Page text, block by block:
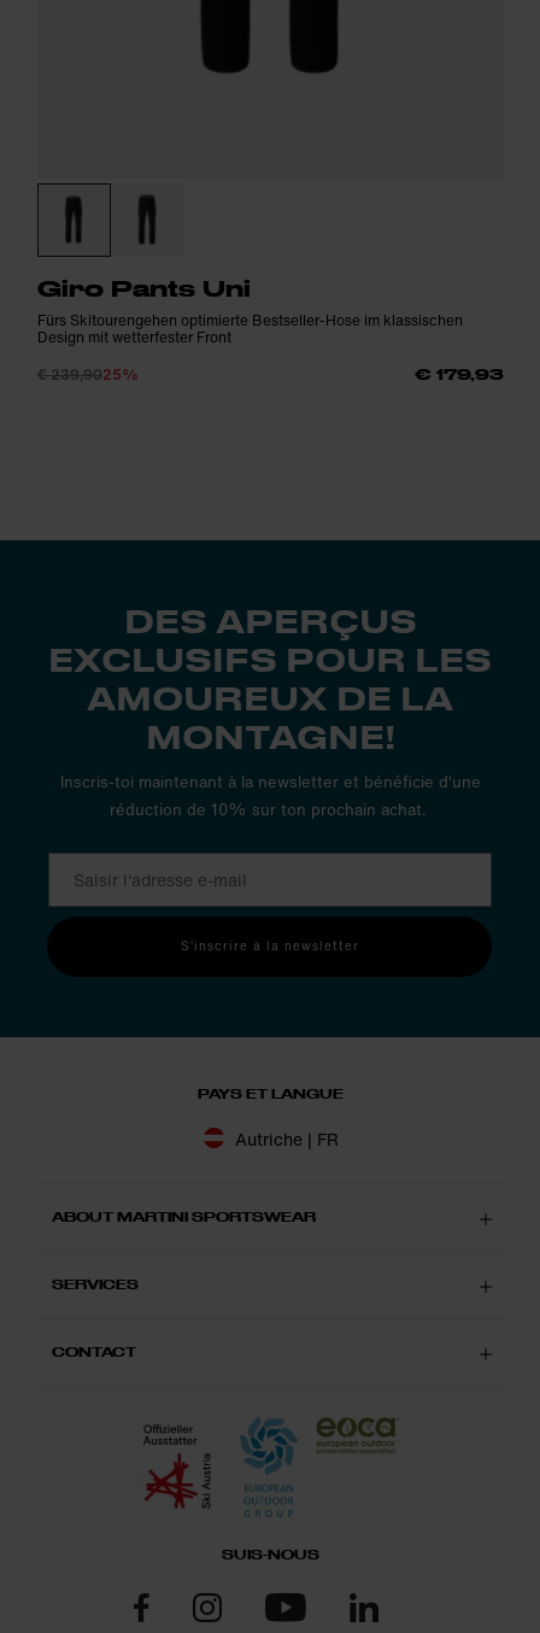
Giro Pants Uni
Fürs Skitourengehen optimierte Bestseller-Hose im klassischen
Design mit wetterfester Front
€ 239,9025% € 179,93
DES APERÇUS
EXCLUSIFS POUR LES
AMOUREUX DE LA
MONTAGNE!
Inscris-toi maintenant à la newsletter et bénéficie d'une
réduction de 10% sur ton prochain achat.
S'inscrire à la newsletter
PAYS ET LANGUE
Autriche | FR
ABOUT MARTINI SPORTSWEAR
SERVICES
CONTACT
SUIS-NOUS